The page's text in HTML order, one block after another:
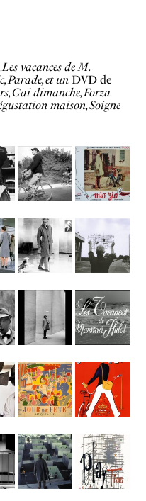
Les vacances de M.
Parade, et un DVD de
Gai dimanche,Forza
maison,Soigne